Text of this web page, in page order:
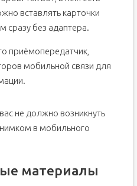
вставлять карточки
сразу без адаптера.
приёмопередатчик,
мобильной связи для
не должно возникнуть
в мобильного
материалы